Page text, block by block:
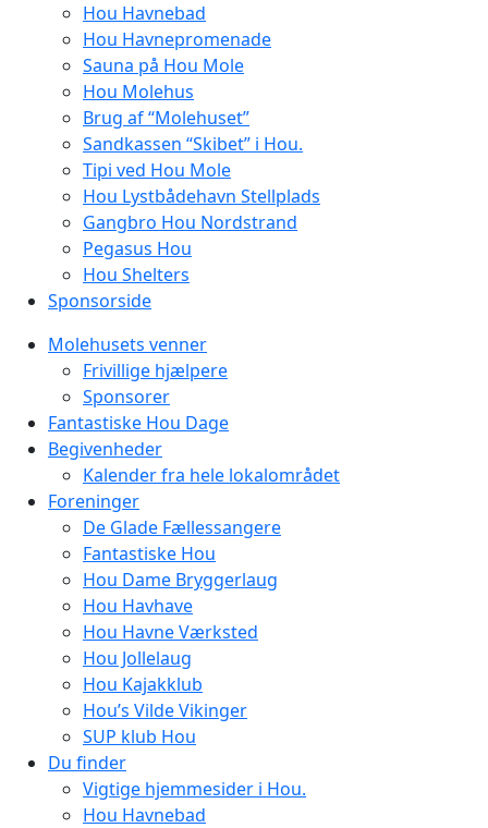
Hou Havnebad
Hou Havnepromenade
Sauna på Hou Mole
Hou Molehus
Brug af “Molehuset”
Sandkassen “Skibet” i Hou.
Tipi ved Hou Mole
Hou Lystbådehavn Stellplads
Gangbro Hou Nordstrand
Pegasus Hou
Hou Shelters
Sponsorside
Molehusets venner
Frivillige hjælpere
Sponsorer
Fantastiske Hou Dage
Begivenheder
Kalender fra hele lokalområdet
Foreninger
De Glade Fællessangere
Fantastiske Hou
Hou Dame Bryggerlaug
Hou Havhave
Hou Havne Værksted
Hou Jollelaug
Hou Kajakklub
Hou’s Vilde Vikinger
SUP klub Hou
Du finder
Vigtige hjemmesider i Hou.
Hou Havnebad